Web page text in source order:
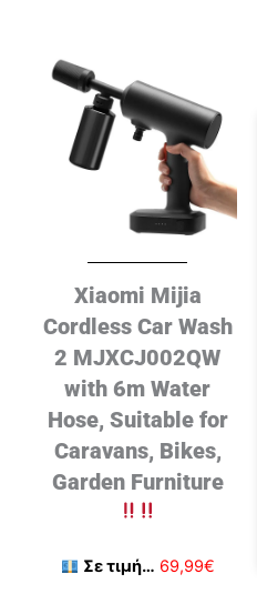
Xiaomi Mijia
Cordless Car Wash
2 MJXCJ002QW
with 6m Water
Hose, Suitable for
Caravans, Bikes,
Garden Furniture
Σε τιμή… 69,99€